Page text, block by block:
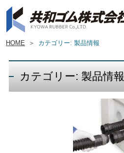
HOME ＞ カテゴリー: 製品情報
カテゴリー: 製品情報